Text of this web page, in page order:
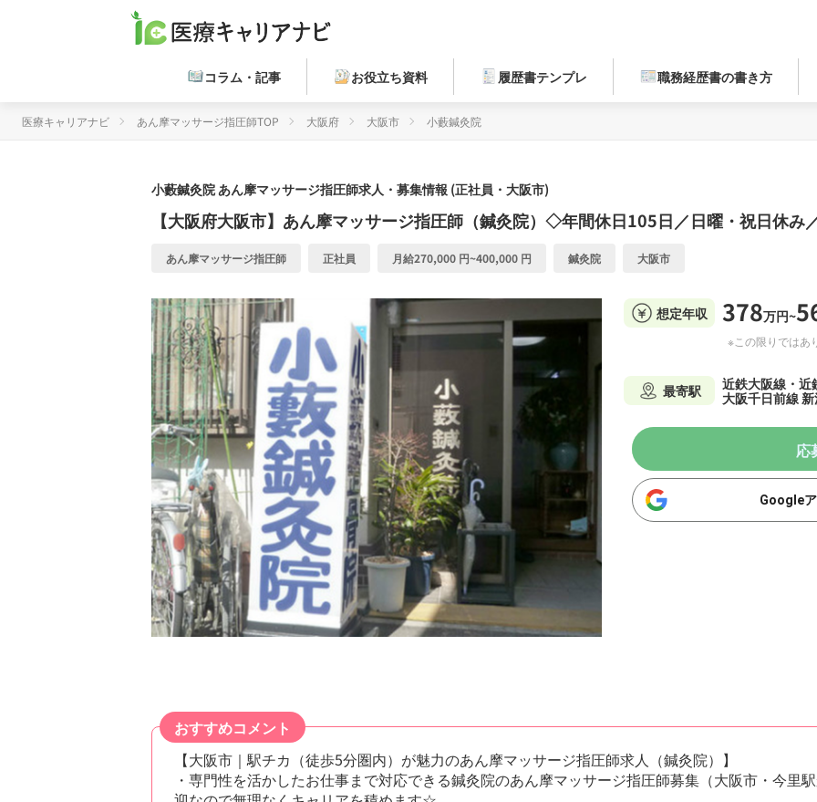
コラム・記事 お役立ち資料 履歴書テンプレ 職務経歴書の書き方
医療キャリアナビ あん摩マッサージ指圧師TOP 大阪府 大阪市 小藪鍼灸院
小藪鍼灸院あん摩マッサージ指圧師求人・募集情報 (正社員・大阪市)
【大阪府大阪市】あん摩マッサージ指圧師（鍼灸院）◇年間休日105日／日曜・祝日休み
あん摩マッサージ指圧師 正社員 月給270,000 円~400,000 円 鍼灸院 大阪市
想定年収 378万円~
※この限りではあ
最寄駅
近鉄大阪線・近
大阪千日前線
応
Google
おすすめコメント
【大阪市｜駅チカ（徒歩5分圏内）が魅力のあん摩マッサージ指圧師求人（鍼灸院）】
・専門性を活かしたお仕事まで対応できる鍼灸院のあん摩マッサージ指圧師募集（大阪市・今里